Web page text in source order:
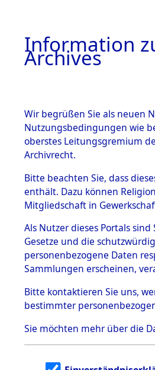
BESTÄNDE
1.
mente
5. Verschiedenes
5.3
Todesmärsche
5.3.1 Alliierte
Erhebungen
zu
Todesmärsch
en
5.3.2
Identifizierun
Information
Archives
Wir begrüßen Sie als neuen
Nutzungsbedingungen wie
oberstes Leitungsgremium
Archivrecht.
Bitte beachten Sie, dass
enthält. Dazu können
Mitgliedschaft in
Als Nutzer dieses Portals
Gesetze und die
personenbezogene Daten
Sammlungen erscheinen,
Bitte kontaktieren Sie uns,
bestimmter
Sie möchten mehr über die